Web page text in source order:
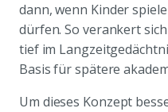
dann, wenn Kinder
dürfen. So verankert sich
tief im
Basis für spätere
Um dieses Konzept